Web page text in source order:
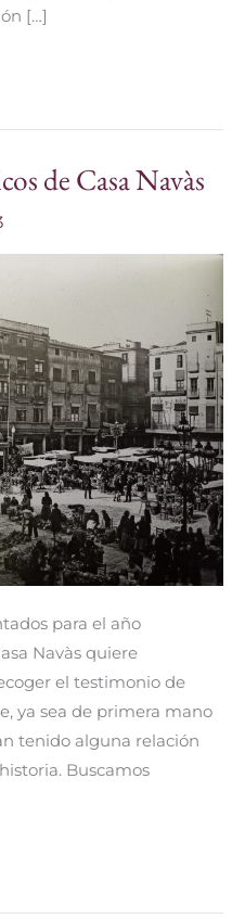
[…]
de Casa Navàs
para el año
Navàs quiere
el testimonio de
ya sea de primera mano
tenido alguna relación
Buscamos